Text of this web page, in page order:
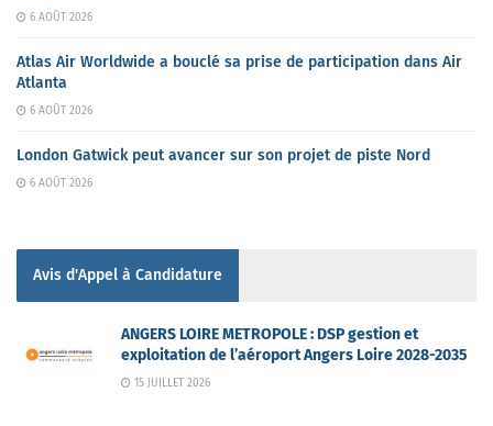
6 AOÛT 2026
Atlas Air Worldwide a bouclé sa prise de participation dans Air
Atlanta
6 AOÛT 2026
London Gatwick peut avancer sur son projet de piste Nord
6 AOÛT 2026
Avis d'Appel à Candidature
ANGERS LOIRE METROPOLE : DSP gestion et
exploitation de l’aéroport Angers Loire 2028-2035
15 JUILLET 2026